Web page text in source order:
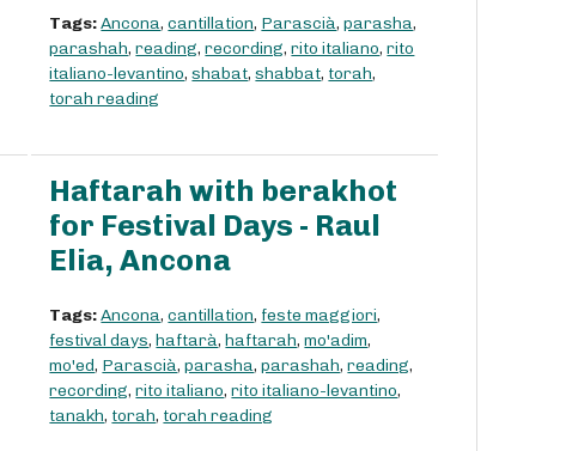
Tags:Ancona,cantillation, Parascià,parasha,
parashah,reading,recording,rito italiano,rito
italiano-levantino,shabat,shabbat, torah,
torah reading
Haftarah with berakhot
for Festival Days - Raul
Elia, Ancona
Tags:Ancona,cantillation, feste maggiori,
festival days,haftarà,haftarah,mo'adim,
mo'ed, Parascià,parasha,parashah,reading,
recording,rito italiano,rito italiano-levantino,
tanakh, torah, torah reading